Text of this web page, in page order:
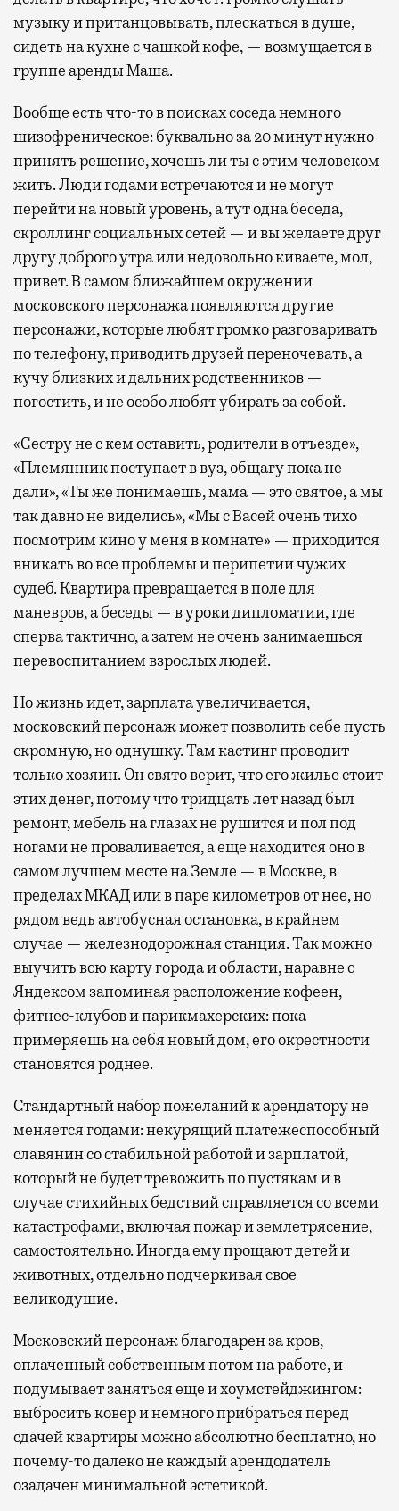
музыку и пританцовывать, плескаться в душе,
сидеть на кухне с чашкой кофе, — возмущается в
группе аренды Маша.
Вообще есть что-то в поисках соседа немного
шизофреническое: буквально за 20 минут нужно
принять решение, хочешь ли ты с этим человеком
жить. Люди годами встречаются и не могут
перейти на новый уровень, а тут одна беседа,
скроллинг социальных сетей — и вы желаете друг
другу доброго утра или недовольно киваете, мол,
привет. В самом ближайшем окружении
московского персонажа появляются другие
персонажи, которые любят громко разговаривать
по телефону, приводить друзей переночевать, а
кучу близких и дальних родственников —
погостить, и не особо любят убирать за собой.
«Сестру не с кем оставить, родители в отъезде»,
«Племянник поступает в вуз, общагу пока не
дали», «Ты же понимаешь, мама — это святое, а мы
так давно не виделись», «Мы с Васей очень тихо
посмотрим кино у меня в комнате» — приходится
вникать во все проблемы и перипетии чужих
судеб. Квартира превращается в поле для
маневров, а беседы — в уроки дипломатии, где
сперва тактично, а затем не очень занимаешься
перевоспитанием взрослых людей.
Но жизнь идет, зарплата увеличивается,
московский персонаж может позволить себе пусть
скромную, но однушку. Там кастинг проводит
только хозяин. Он свято верит, что его жилье стоит
этих денег, потому что тридцать лет назад был
ремонт, мебель на глазах не рушится и пол под
ногами не проваливается, а еще находится оно в
самом лучшем месте на Земле — в Москве, в
пределах МКАД или в паре километров от нее, но
рядом ведь автобусная остановка, в крайнем
случае — железнодорожная станция. Так можно
выучить всю карту города и области, наравне с
Яндексом запоминая расположение кофеен,
фитнес-клубов и парикмахерских: пока
примеряешь на себя новый дом, его окрестности
становятся роднее.
Стандартный набор пожеланий к арендатору не
меняется годами: некурящий платежеспособный
славянин со стабильной работой и зарплатой,
который не будет тревожить по пустякам и в
случае стихийных бедствий справляется со всеми
катастрофами, включая пожар и землетрясение,
самостоятельно. Иногда ему прощают детей и
животных, отдельно подчеркивая свое
великодушие.
Московский персонаж благодарен за кров,
оплаченный собственным потом на работе, и
подумывает заняться еще и хоумстейджингом:
выбросить ковер и немного прибраться перед
сдачей квартиры можно абсолютно бесплатно, но
почему-то далеко не каждый арендодатель
озадачен минимальной эстетикой.